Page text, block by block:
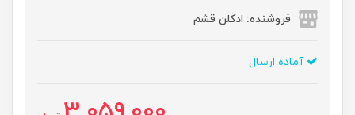
فروشنده: ادکلن قشم
آماده ارسال